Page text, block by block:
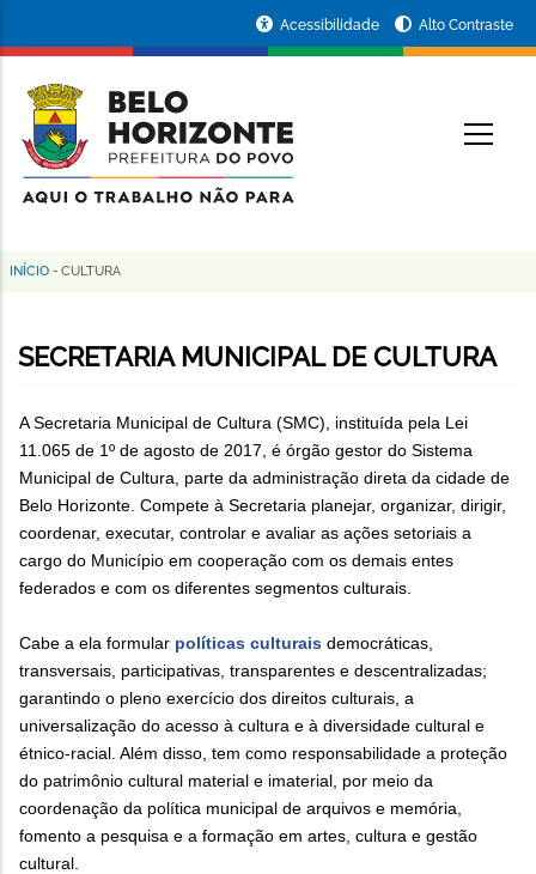
conteúdo
principal
da
Prefeitura
de
Horizonte
Acessibilidade Alto Contraste
Trilha
navegação
INÍCIO - CULTURA
SECRETARIA MUNICIPAL DE CULTURA
A Secretaria Municipal de Cultura (SMC), instituída pela Lei
11.065 de 1º de agosto de 2017, é órgão gestor do Sistema
Municipal de Cultura, parte da administração direta da cidade de
Belo Horizonte. Compete à Secretaria planejar, organizar, dirigir,
coordenar, executar, controlar e avaliar as ações setoriais a
cargo do Município em cooperação com os demais entes
federados e com os diferentes segmentos culturais.
Cabe a ela formular políticas culturais democráticas,
transversais, participativas, transparentes e descentralizadas;
garantindo o pleno exercício dos direitos culturais, a
universalização do acesso à cultura e à diversidade cultural e
étnico-racial. Além disso, tem como responsabilidade a proteção
do patrimônio cultural material e imaterial, por meio da
coordenação da política municipal de arquivos e memória,
fomento a pesquisa e a formação em artes, cultura e gestão
cultural.